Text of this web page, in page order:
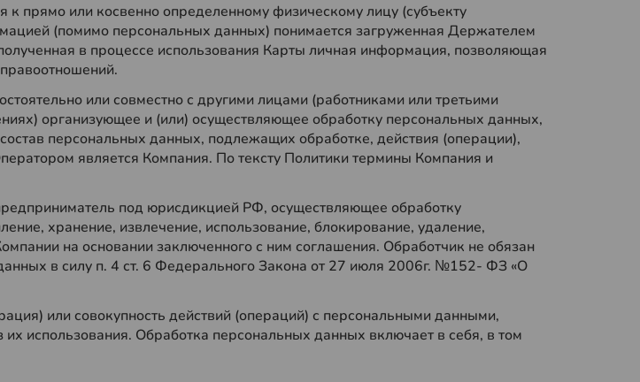
прямо или косвенно определенному физическому лицу (субъекту
(помимо персональных данных) понимается загруженная Держателем
в процессе использования Карты личная информация, позволяющая
или совместно с другими лицами (работниками или третьими
организующее и (или) осуществляющее обработку персональных данных,
персональных данных, подлежащих обработке, действия (операции),
является Компания. По тексту Политики термины Компания и
под юрисдикцией РФ, осуществляющее обработку
хранение, извлечение, использование, блокирование, удаление,
на основании заключенного с ним соглашения. Обработчик не обязан
в силу п. 4 ст. 6 Федерального Закона от 27 июля 2006г. №152- ФЗ «О
или совокупность действий (операций) с персональными данными,
использования. Обработка персональных данных включает в себя, в том